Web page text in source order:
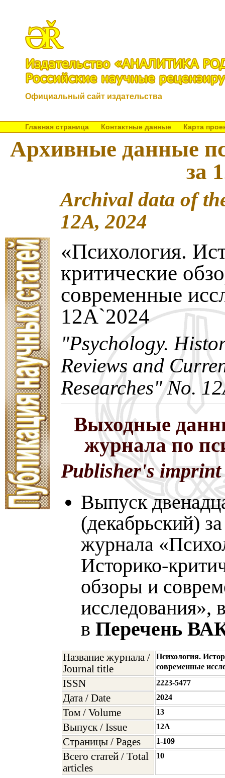
Официальный сайт издательства
Главная страница Контактные данные Карта
Архивные данные
за
Archival data of
12A, 2024
«Психология.
критические
современные
12A`2024
"Psychology.
Reviews and
Researches" No.
Выходные
журнала по
Publisher's imprint
Выпуск
(декабрьский)
журнала
Историко-
обзоры и
исследования»,
в Перечень
Название журнала /
Journal title
Психология.
современные
ISSN 2223-5477
Дата / Date 2024
Том / Volume 13
Выпуск / Issue 12A
Страницы / Pages 1-109
Всего статей / Total
articles
10